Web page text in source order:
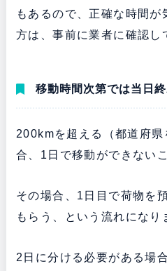
もあるので、正確な時間が
方は、事前に業者に確認し
移動時間次第では当日
200kmを超える（都道府
合、1日で移動ができない
その場合、1日目で荷物を
もらう、という流れになり
2日に分ける必要がある場